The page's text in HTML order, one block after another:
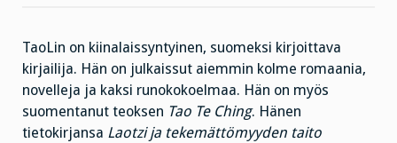
TaoLin on kiinalaissyntyinen, suomeksi kirjoittava
kirjailija. Hän on julkaissut aiemmin kolme romaania,
novelleja ja kaksi runokokoelmaa. Hän on myös
suomentanut teoksen Tao Te Ching. Hänen
tietokirjansa Laotzi ja tekemättömyyden taito